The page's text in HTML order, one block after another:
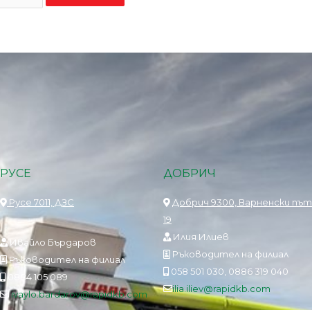
РУСЕ
Русе 7011, ДЗС
Ивайло Бърдаров
Ръководител на филиал
0884 105 089
ivaylo.bardarov@rapidkb.com
ДОБРИЧ
Добрич 9300, Варненски път
19
Илия Илиев
Ръководител на филиал
058 501 030, 0886 319 040
ilia.iliev@rapidkb.com